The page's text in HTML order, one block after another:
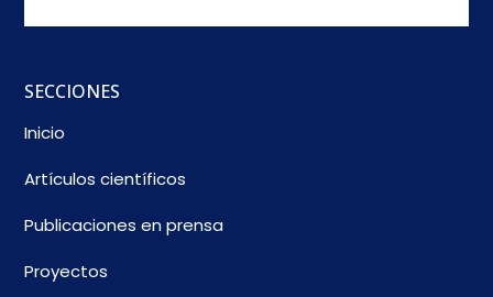
SECCIONES
Inicio
Artículos científicos
Publicaciones en prensa
Proyectos